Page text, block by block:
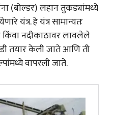
(बोल्डर) लहान तुकड्यांमध्ये
यंत्र. हे यंत्र सामान्यतः
नदीकाठावर लावलेले
तयार केली जाते आणि ती
वापरली जाते.